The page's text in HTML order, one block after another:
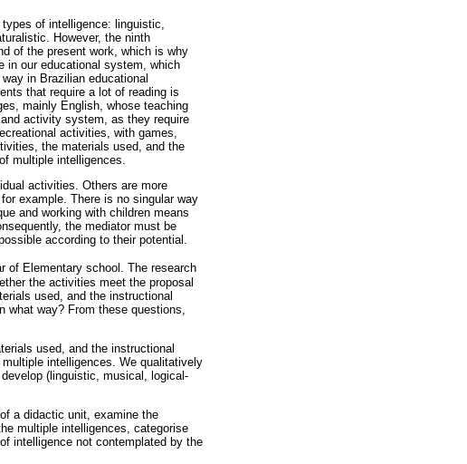
of intelligence: linguistic,
However, the ninth
of the present work, which is why
in our educational system, which
in Brazilian educational
that require a lot of reading is
mainly English, whose teaching
activity system, as they require
activities, with games,
the materials used, and the
multiple intelligences.
activities. Others are more
example. There is no singular way
and working with children means
the mediator must be
according to their potential.
of Elementary school. The research
the activities meet the proposal
used, and the instructional
way? From these questions,
used, and the instructional
intelligences. We qualitatively
(linguistic, musical, logical-
a didactic unit, examine the
multiple intelligences, categorise
intelligence not contemplated by the